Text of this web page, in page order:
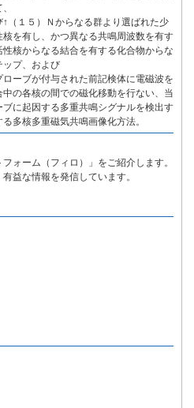
↑（１５）Ｎからなる群より選ばれた少
を有し、かつ異なる共鳴周波数を有す
核からなる結合を有する化合物からな
ップ、および
ーブが付与された前記検体に電磁波を
の各核の間での磁化移動を行ない、当
に起因する多重共鳴シグナルを検出す
多核多重磁気共鳴画像化方法。
ォーム（フィロ）」をご紹介します。
益な情報を発信しています。